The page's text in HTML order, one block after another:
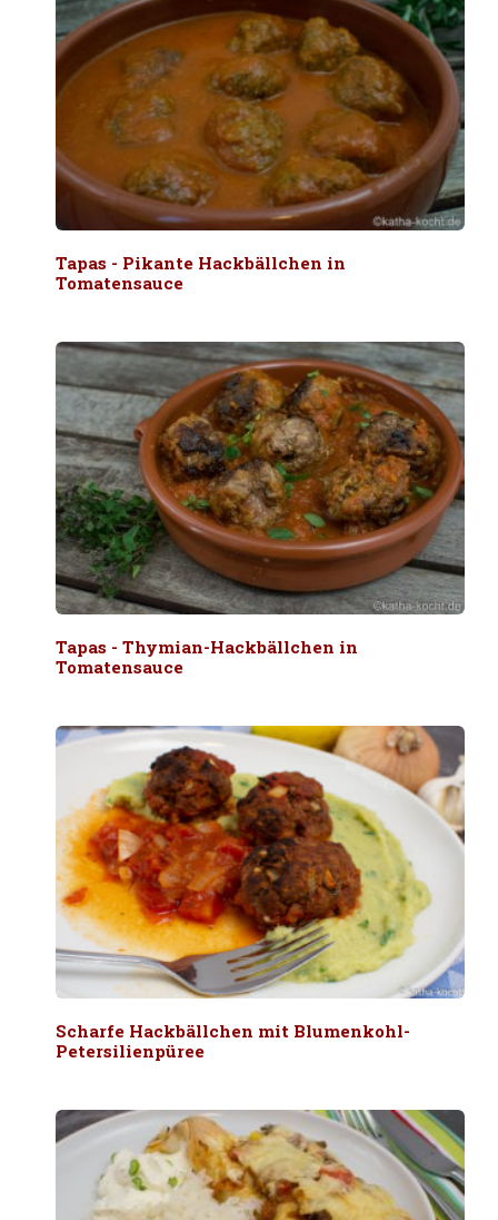
Tapas - Pikante Hackbällchen in
Tomatensauce
Tapas - Thymian-Hackbällchen in
Tomatensauce
Scharfe Hackbällchen mit Blumenkohl-
Petersilienpüree